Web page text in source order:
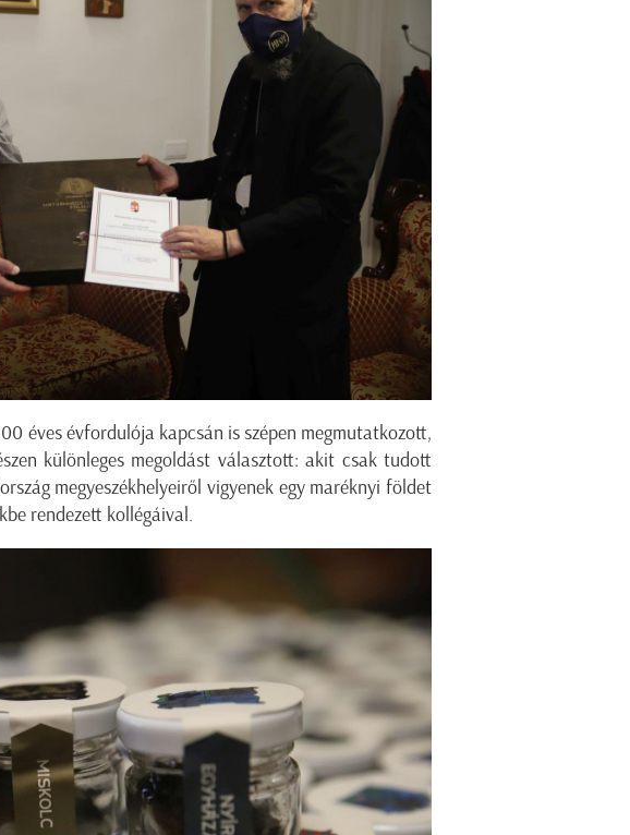
éves évfordulója kapcsán is szépen megmutatkozott,
különleges megoldást választott: akit csak tudott
megyeszékhelyeiről vigyenek egy maréknyi földet
rendezett kollégáival.